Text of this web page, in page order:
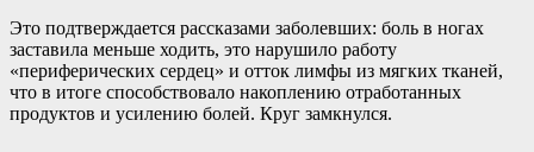
Это подтверждается рассказами заболевших: боль в ногах
заставила меньше ходить, это нарушило работу
«периферических сердец» и отток лимфы из мягких тканей,
что в итоге способствовало накоплению отработанных
продуктов и усилению болей. Круг замкнулся.